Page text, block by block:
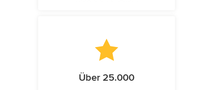
Über 25.000